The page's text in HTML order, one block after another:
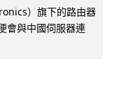
）旗下的路由器
會與中國伺服器連